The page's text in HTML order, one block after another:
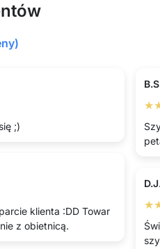
;)
klienta :DD Towar
z obietnicą.